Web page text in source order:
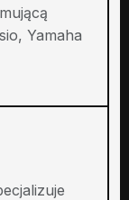
Yamaha